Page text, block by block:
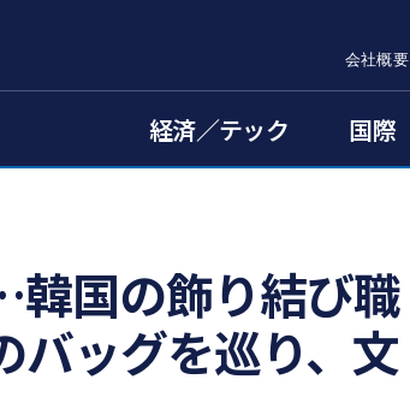
会社概要
経済／テック 国際
韓国の飾り結び職
バッグを巡り、文